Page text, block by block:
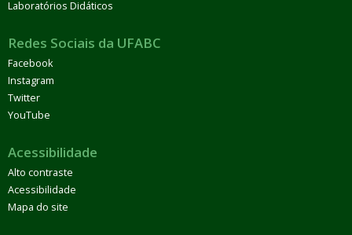
Laboratórios Didáticos
Redes Sociais da UFABC
Facebook
Instagram
Twitter
YouTube
Acessibilidade
Alto contraste
Acessibilidade
Mapa do site